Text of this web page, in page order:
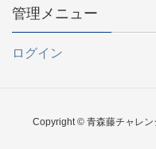
管理メニュー
ログイン
Copyright © 青森藤チャレ